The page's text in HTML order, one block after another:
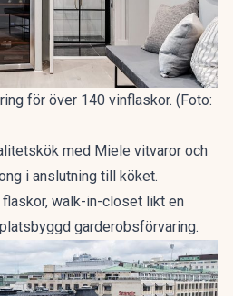
för över 140 vinflaskor. (Foto:
med Miele vitvaror och
i anslutning till köket.
walk-in-closet likt en
garderobsförvaring.